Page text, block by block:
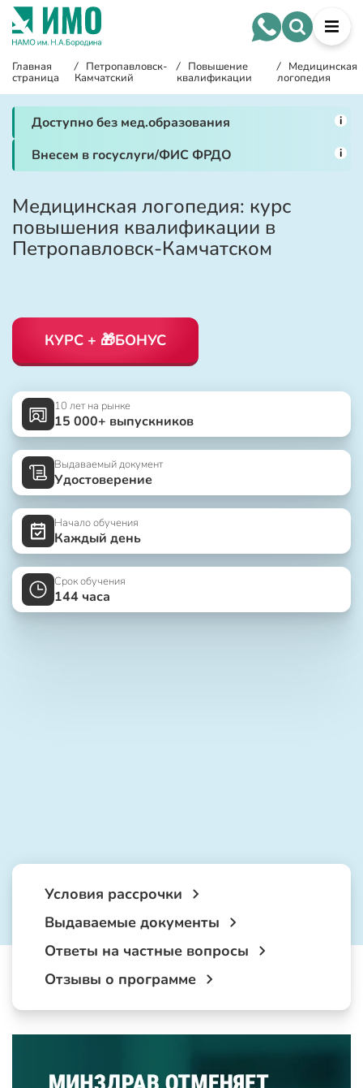
Главная
страница
/ Петропавловск-
Камчатский
/ Повышение
квалификации
/ Медицинская
логопедия
Доступно без мед.образования i
Внесем в госуслуги/ФИС ФРДО i
Медицинская логопедия: курс
повышения квалификации в
Петропавловск-Камчатском
КУРС + 🎁БОНУС
10 лет на рынке
15 000+ выпускников
Выдаваемый документ
Удостоверение
Начало обучения
Каждый день
Срок обучения
144 часа
Условия рассрочки
Выдаваемые документы
Ответы на частные вопросы
Отзывы о программе